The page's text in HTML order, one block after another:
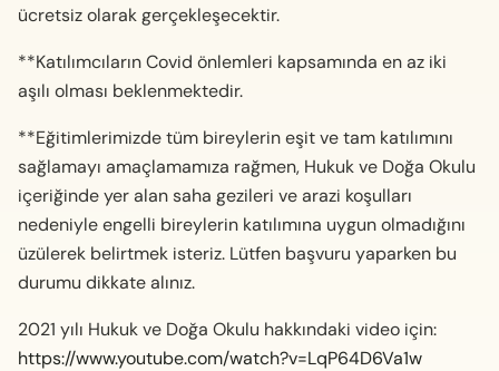
ücretsiz olarak gerçekleşecektir.
**Katılımcıların Covid önlemleri kapsamında en az iki
aşılı olması beklenmektedir.
**Eğitimlerimizde tüm bireylerin eşit ve tam katılımını
sağlamayı amaçlamamıza rağmen, Hukuk ve Doğa Okulu
içeriğinde yer alan saha gezileri ve arazi koşulları
nedeniyle engelli bireylerin katılımına uygun olmadığını
üzülerek belirtmek isteriz. Lütfen başvuru yaparken bu
durumu dikkate alınız.
2021 yılı Hukuk ve Doğa Okulu hakkındaki video için:
https://www.youtube.com/watch?v=LqP64D6Va1w